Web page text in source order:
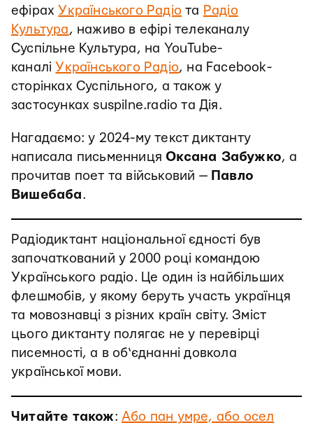
ефірах Українського Радіо та Радіо
Культура, наживо в ефірі телеканалу
Суспільне Культура, на YouTube-
каналі Українського Радіо, на Facebook-
сторінках Суспільного, а також у
застосунках suspilne.radio та Дія.
Нагадаємо: у 2024-му текст диктанту
написала письменницяОксана Забужко, а
прочитав поет та військовий — Павло
Вишебаба.
Радіодиктант національної єдності був
започаткований у 2000 році командою
Українського радіо. Це один із найбільших
флешмобів, у якому беруть участь українця
та мовознавці з різних країн світу. Зміст
цього диктанту полягає не у перевірці
писемності, а в об‘єднанні довкола
української мови.
Читайте також:Або пан умре, або осел